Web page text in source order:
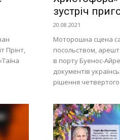
Прінт,
зустріч
20.08.2021
Моторошна сцена
посольством,
в порту Буенос-
документів
рішення